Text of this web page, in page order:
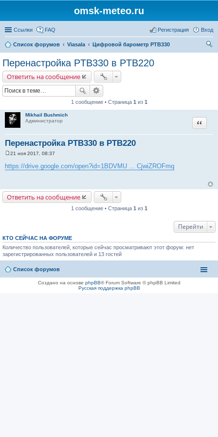
omsk-meteo.ru
Ссылки FAQ Вход
Регистрация
Список форумов Viasala
Цифровой барометр PTB330
Перенастройка PTB330 в PTB220
Ответить на сообщение
1 сообщение • Страница 1 из 1
Mikhail Bushmich
Администратор
Перенастройка PTB330 в PTB220
Цитата
о
о
н
и
е
21 ноя 2017, 08:37
https://drive.google.com/open?id=1BDVMU ... CjwiZROFmq
Ответить на сообщение
1 сообщение • Страница 1 из 1
Перейти
КТО СЕЙЧАС НА ФОРУМЕ
Количество пользователей, которые сейчас просматривают этот форум: нет
зарегистрированных пользователей и 13 гостей
Список форумов
Создано на основе phpBB® Forum Software © phpBB Limited
Русская поддержка phpBB